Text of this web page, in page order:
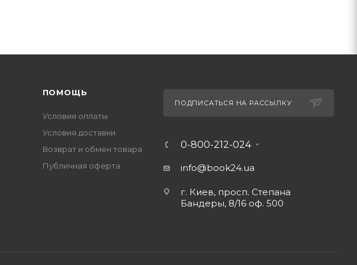
ПОМОЩЬ
Условия оплаты
Условия доставки
Возврат и обмен товара
Публичная оферта
ПОДПИСАТЬСЯ НА РАССЫЛКУ
0-800-212-024
info@book24.ua
г. Киев, просп. Степана
Бандеры, 8/16 оф. 500